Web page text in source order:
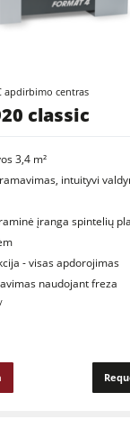
apdirbimo centras
classic
3,4 m²
intuityvi
įranga spintelių
- visas apdorojimas
naudojant freza